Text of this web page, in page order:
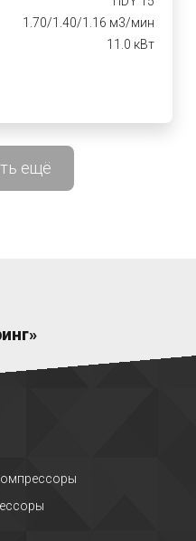
1.70/1.40/1.16 м3/мин
11.0 кВт
ещё